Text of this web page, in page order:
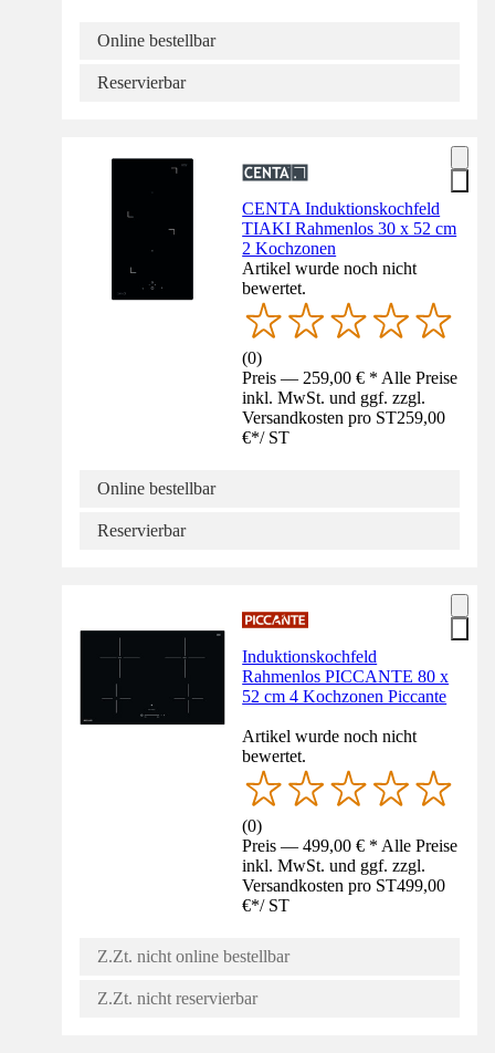
Online bestellbar
Reservierbar
CENTA Induktionskochfeld
TIAKI Rahmenlos 30 x 52 cm
2 Kochzonen
Artikel wurde noch nicht
bewertet.
(0)
Preis — 259,00 € * Alle Preise
inkl. MwSt. und ggf. zzgl.
Versandkosten pro ST259,00
€*/ ST
Online bestellbar
Reservierbar
Induktionskochfeld
Rahmenlos PICCANTE 80 x
52 cm 4 Kochzonen Piccante
Artikel wurde noch nicht
bewertet.
(0)
Preis — 499,00 € * Alle Preise
inkl. MwSt. und ggf. zzgl.
Versandkosten pro ST499,00
€*/ ST
Z.Zt. nicht online bestellbar
Z.Zt. nicht reservierbar